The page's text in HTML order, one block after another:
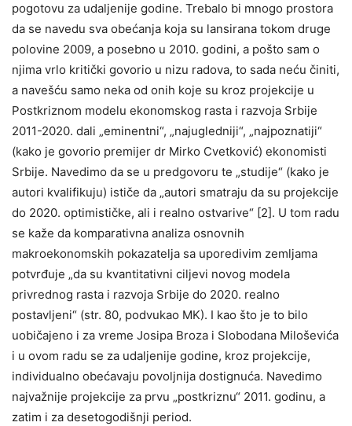
pogotovu za udaljenije godine. Trebalo bi mnogo prostora
da se navedu sva obećanja koja su lansirana tokom druge
polovine 2009, a posebno u 2010. godini, a pošto sam o
njima vrlo kritički govorio u nizu radova, to sada neću činiti,
a navešću samo neka od onih koje su kroz projekcije u
Postkriznom modelu ekonomskog rasta i razvoja Srbije
2011-2020. dali „eminentni“, „najugledniji“, „najpoznatiji“
(kako je govorio premijer dr Mirko Cvetković) ekonomisti
Srbije. Navedimo da se u predgovoru te „studije“ (kako je
autori kvalifikuju) ističe da „autori smatraju da su projekcije
do 2020. optimističke, ali i realno ostvarive“ [2]. U tom radu
se kaže da komparativna analiza osnovnih
makroekonomskih pokazatelja sa uporedivim zemljama
potvrđuje „da su kvantitativni ciljevi novog modela
privrednog rasta i razvoja Srbije do 2020. realno
postavljeni“ (str. 80, podvukao MK). I kao što je to bilo
uobičajeno i za vreme Josipa Broza i Slobodana Miloševića
i u ovom radu se za udaljenije godine, kroz projekcije,
individualno obećavaju povoljnija dostignuća. Navedimo
najvažnije projekcije za prvu „postkriznu“ 2011. godinu, a
zatim i za desetogodišnji period.